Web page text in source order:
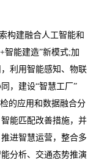
构建融合人工智能和
智能建造”新模式;加
利用智能感知、物联
，建设“智慧工厂”
的应用和数据融合分
能匹配改善措施，并
进智慧运营，整合多
分析、交通态势推演